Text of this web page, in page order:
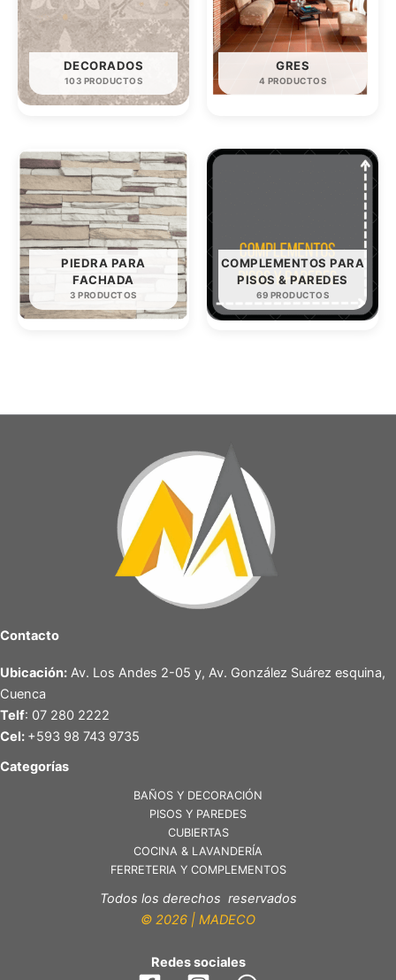
DECORADOS
103 PRODUCTOS
GRES
4 PRODUCTOS
PIEDRA PARA
FACHADA
3 PRODUCTOS
COMPLEMENTOS PARA
PISOS & PAREDES
69 PRODUCTOS
Contacto
Ubicación: Av. Los Andes 2-05 y, Av. González Suárez esquina,
Cuenca
Telf: 07 280 2222
Cel: +593 98 743 9735
Categorías
BAÑOS Y DECORACIÓN
PISOS Y PAREDES
CUBIERTAS
COCINA & LAVANDERÍA
FERRETERIA Y COMPLEMENTOS
Todos los derechos reservados
© 2026 | MADECO
Redes sociales